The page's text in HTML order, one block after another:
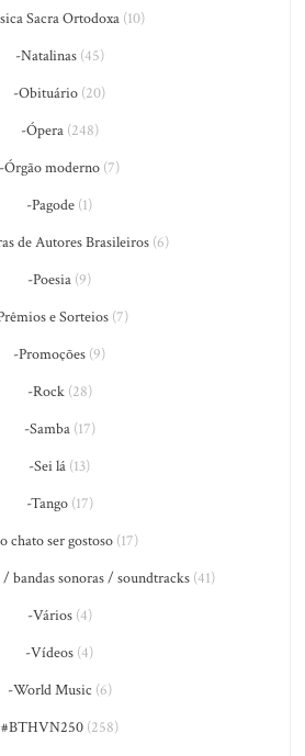
Sacra Ortodoxa (10)
-Natalinas(45)
-Obituário (20)
-Ópera(248)
-Órgão moderno (7)
-Pagode (1)
de Autores Brasileiros(6)
-Poesia (9)
e Sorteios(7)
-Promoções (9)
-Rock(28)
-Samba(17)
-Sei lá (13)
-Tango(17)
chato ser gostoso (17)
bandas sonoras / soundtracks(41)
-Vários(4)
-Vídeos (4)
-World Music (6)
#BTHVN250(258)